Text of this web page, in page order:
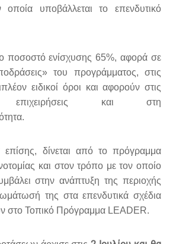
υποβάλλεται το επενδυτικό
ποσοστό ενίσχυσης 65%, αφορά σε
του προγράμματος, στις
ειδικοί όροι και αφορούν στις
επιχειρήσεις και στη
επίσης, δίνεται από το πρόγραμμα
και στον τρόπο με τον οποίο
στην ανάπτυξη της περιοχής
της στα επενδυτικά σχέδια
στο Τοπικό Πρόγραμμα LEADER.